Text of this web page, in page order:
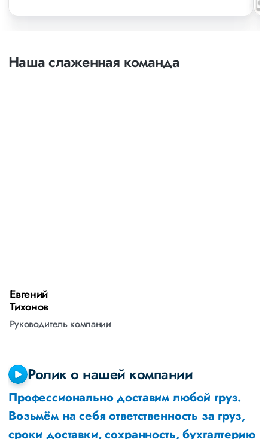
Наша слаженная команда
Евгений
Тихонов
Руководитель компании
Ролик о нашей компании
Профессионально доставим любой груз.
Возьмём на себя ответственность за груз,
сроки доставки, сохранность, бухгалтерию